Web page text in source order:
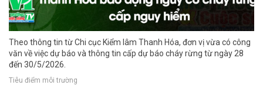
Theo thông tin từ Chi cục Kiểm lâm Thanh Hóa, đơn vị vừa có công
văn về việc dự báo và thông tin cấp dự báo cháy rừng từ ngày 28
đến 30/5/2026.
Tiêu điểm môi trường